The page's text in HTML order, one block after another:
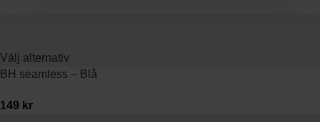
Välj alternativ
BH seamless – Blå
149 kr